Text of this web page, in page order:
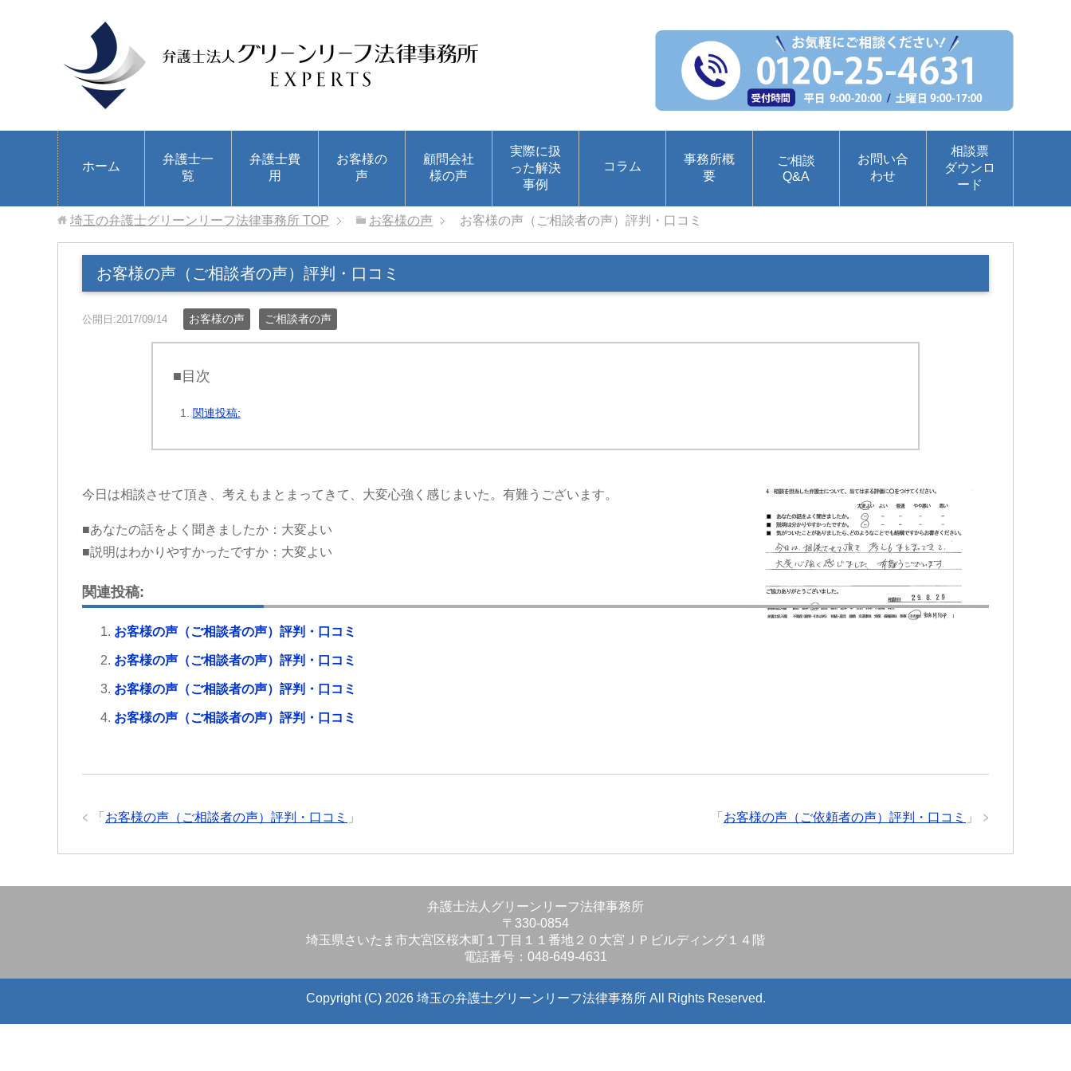
ホーム
弁護士一
覧
弁護士費
用
お客様の
声
顧問会社
様の声
実際に扱
った解決
事例
コラム
事務所概
要
ご相談
Q&A
お問い合
わせ
相談票
ダウンロ
ード
埼玉の弁護士グリーンリーフ法律事務所 TOP お客様の声 お客様の声（ご相談者の声）評判・口コミ
お客様の声（ご相談者の声）評判・口コミ
公開日:2017/09/14 お客様の声 ご相談者の声
■目次
関連投稿:
今日は相談させて頂き、考えもまとまってきて、大変心強く感じまいた。有難うございます。
■あなたの話をよく聞きましたか：大変よい
■説明はわかりやすかったですか：大変よい
関連投稿:
お客様の声（ご相談者の声）評判・口コミ
お客様の声（ご相談者の声）評判・口コミ
お客様の声（ご相談者の声）評判・口コミ
お客様の声（ご相談者の声）評判・口コミ
「 お客様の声（ご依頼者の声）評判・口コミ 」
「 お客様の声（ご相談者の声）評判・口コミ 」
弁護士法人グリーンリーフ法律事務所
〒330-0854
埼玉県さいたま市大宮区桜木町１丁目１１番地２０大宮ＪＰビルディング１４階
電話番号：048-649-4631
Copyright (C) 2026 埼玉の弁護士グリーンリーフ法律事務所 All Rights Reserved.